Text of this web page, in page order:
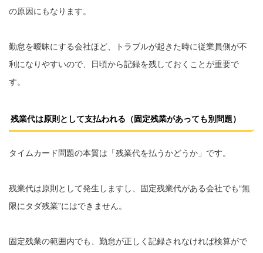
の原因にもなります。
勤怠を曖昧にする会社ほど、トラブルが起きた時に従業員側が不
利になりやすいので、日頃から記録を残しておくことが重要で
す。
残業代は原則として支払われる（固定残業があっても別問題）
タイムカード問題の本質は「残業代を払うかどうか」です。
残業代は原則として発生しますし、固定残業代がある会社でも“無
限にタダ残業”にはできません。
固定残業の範囲内でも、勤怠が正しく記録されなければ検算がで